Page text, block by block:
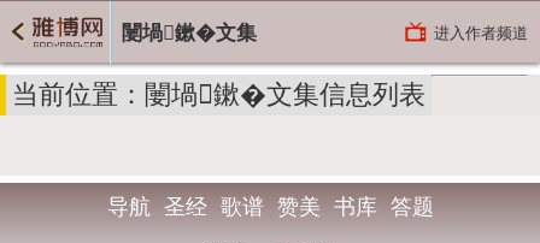
闄堝鏉�文集 进入作者频道
当前位置：闄堝鏉�文集信息列表
导航 圣经 歌谱 赞美 书库 答题